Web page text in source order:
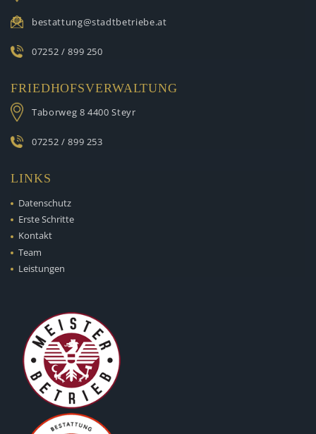
bestattung@stadtbetriebe.at
07252 / 899 250
FRIEDHOFSVERWALTUNG
Taborweg 8 4400 Steyr
07252 / 899 253
LINKS
Datenschutz
Erste Schritte
Kontakt
Team
Leistungen